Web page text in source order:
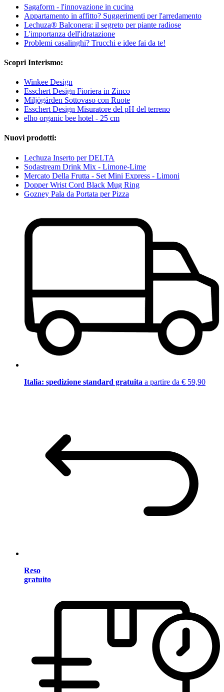
Sagaform - l'innovazione in cucina
Appartamento in affitto? Suggerimenti per l'arredamento
Lechuza® Balconera: il segreto per piante radiose
L'importanza dell'idratazione
Problemi casalinghi? Trucchi e idee fai da te!
Scopri Interismo:
Winkee Design
Esschert Design Fioriera in Zinco
Miljögården Sottovaso con Ruote
Esschert Design Misuratore del pH del terreno
elho organic bee hotel - 25 cm
Nuovi prodotti:
Lechuza Inserto per DELTA
Sodastream Drink Mix - Limone-Lime
Mercato Della Frutta - Set Mini Express - Limoni
Dopper Wrist Cord Black Mug Ring
Gozney Pala da Portata per Pizza
Italia: spedizione standard gratuita a partire da € 59,90
Reso
gratuito